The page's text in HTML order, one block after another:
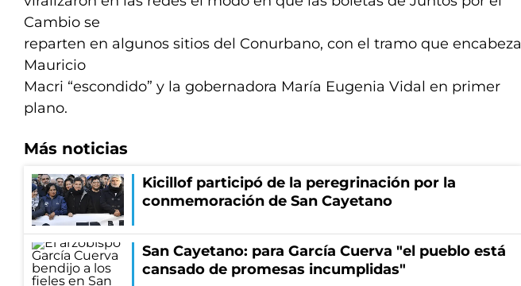
Cambio se
reparten en algunos sitios del Conurbano, con el tramo que encabeza
Mauricio
Macri “escondido” y la gobernadora María Eugenia Vidal en primer
plano.
Más noticias
Kicillof participó de la peregrinación por la
conmemoración de San Cayetano
San Cayetano: para García Cuerva "el pueblo está
cansado de promesas incumplidas"